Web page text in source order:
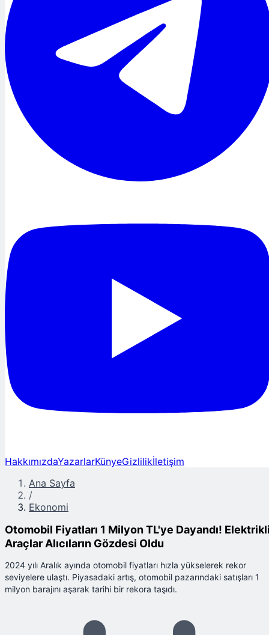
HakkımızdaYazarlarKünyeGizlilikİletişim
Ana Sayfa
/
Ekonomi
Otomobil Fiyatları 1 Milyon TL'ye Dayandı!
Araçlar Alıcıların Gözdesi Oldu
2024 yılı Aralık ayında otomobil fiyatları hızla yükselerek rekor
seviyelere ulaştı. Piyasadaki artış, otomobil pazarındaki satışları 1
milyon barajını aşarak tarihi bir rekora taşıdı.